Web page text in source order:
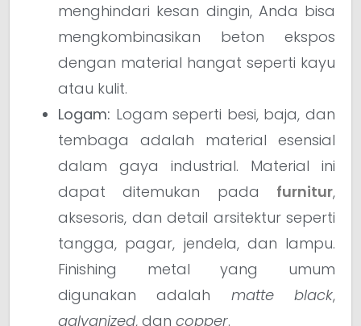
menghindari kesan dingin, Anda bisa
mengkombinasikan beton ekspos
dengan material hangat seperti kayu
atau kulit.
Logam: Logam seperti besi, baja, dan
tembaga adalah material esensial
dalam gaya industrial. Material ini
dapat ditemukan pada furnitur,
aksesoris, dan detail arsitektur seperti
tangga, pagar, jendela, dan lampu.
Finishing metal yang umum
digunakan adalah matte black,
galvanized, dan copper.